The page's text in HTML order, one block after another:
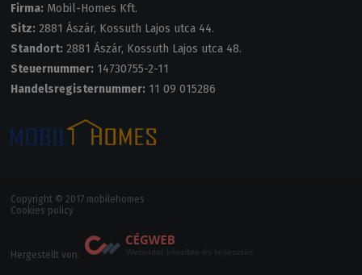
Firma: Mobil-Homes Kft.
Sitz: 2881 Ászár, Kossuth Lajos utca 44.
Standort: 2881 Ászár, Kossuth Lajos utca 48.
Steuernummer: 14730755-2-11
Handelsregisternummer: 11 09 015286
Copyright © 2017 mobilehomes
Cookies policy
Hergestellt von: